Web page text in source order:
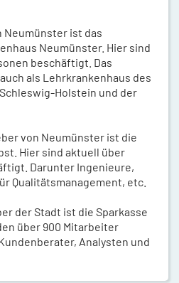
ist das
Neumünster. Hier sind
beschäftigt. Das
als Lehrkrankenhaus des
Holstein und der
von Neumünster ist die
Hier sind aktuell über
Darunter Ingenieure,
Qualitätsmanagement, etc.
der Stadt ist die Sparkasse
über 900 Mitarbeiter
Analysten und